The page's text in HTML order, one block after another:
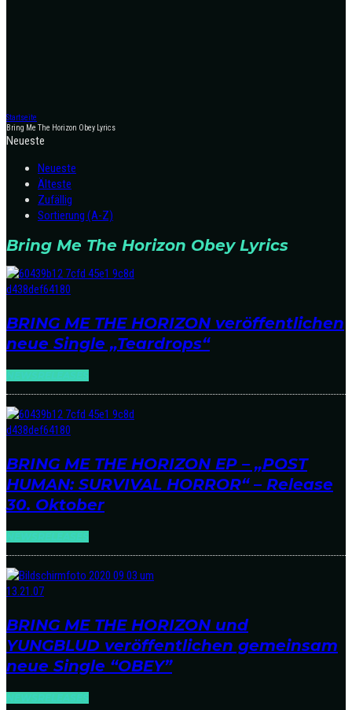
Startseite
Bring Me The Horizon Obey Lyrics
Neueste
Neueste
Älteste
Zufällig
Sortierung (A-Z)
Bring Me The Horizon Obey Lyrics
BRING ME THE HORIZON veröffentlichen
neue Single „Teardrops“
BRING ME THE HORIZON EP – „POST
HUMAN: SURVIVAL HORROR“ – Release
30. Oktober
BRING ME THE HORIZON und
YUNGBLUD veröffentlichen gemeinsam
neue Single “OBEY”